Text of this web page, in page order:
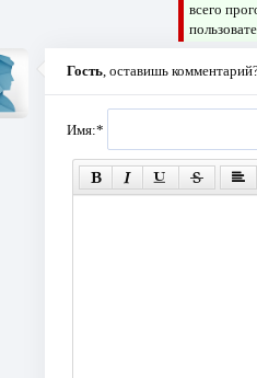
всего
Гость, оставишь
Имя:*